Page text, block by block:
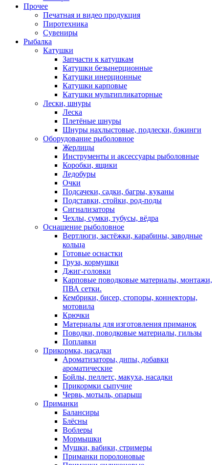
Прочее
Печатная и видео продукция
Пиротехника
Сувениры
Рыбалка
Катушки
Запчасти к катушкам
Катушки безынерционные
Катушки инерционные
Катушки карповые
Катушки мультипликаторные
Лески, шнуры
Леска
Плетёные шнуры
Шнуры нахлыстовые, подлески, бэкинги
Оборудование рыболовное
Жерлицы
Инструменты и аксессуары рыболовные
Коробки, ящики
Ледобуры
Очки
Подсачеки, садки, багры, куканы
Подставки, стойки, род-поды
Сигнализаторы
Чехлы, сумки, тубусы, вёдра
Оснащение рыболовное
Вертлюги, застёжки, карабины, заводные
кольца
Готовые оснастки
Груза, кормушки
Джиг-головки
Карповые поводковые материалы, монтажи,
ПВА сетки.
Кембрики, бисер, стопоры, коннекторы,
мотовила
Крючки
Материалы для изготовления приманок
Поводки, поводковые материалы, гильзы
Поплавки
Прикормка, насадки
Ароматизаторы, дипы, добавки
ароматические
Бойлы, пеллетс, макуха, насадки
Прикормки сыпучие
Червь, мотыль, опарыш
Приманки
Балансиры
Блёсны
Воблеры
Мормышки
Мушки, вабики, стримеры
Приманки поролоновые